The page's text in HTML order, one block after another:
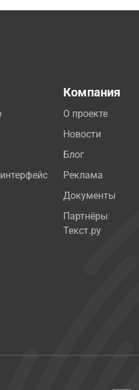
Компания
О проекте
Новости
Блог
Реклама
Документы
Партнёры
Текст.ру